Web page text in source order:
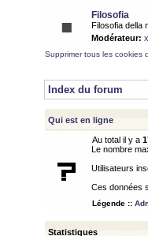
Filosofia
Filosofia della
Modérateur:
Supprimer tous les cookies
Index du forum
Qui est en ligne
Au total il y a
Le nombre
Utilisateurs
Ces données
Légende ::
Statistiques